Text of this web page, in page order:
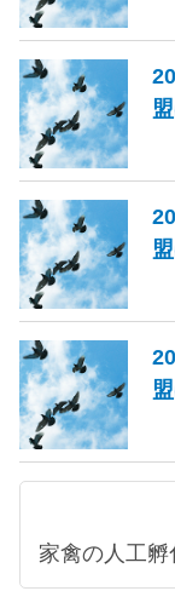
家禽の人工